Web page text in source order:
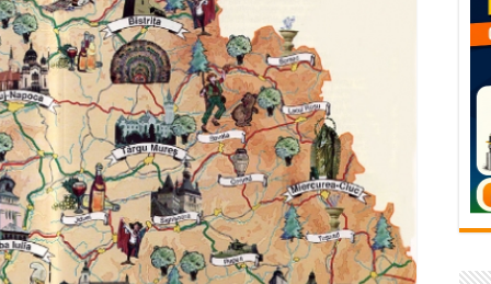
Podul de Piatră din Herculane
– locul unde natura a ascuns un izvor de sănătate VIDEO
de vară și râsete de copii la Carașova VIDEO
– avarie – 04.08.2026 – str. Văliugului și Plastomet
– 04.08.2026 – avarie – Calea Severinului